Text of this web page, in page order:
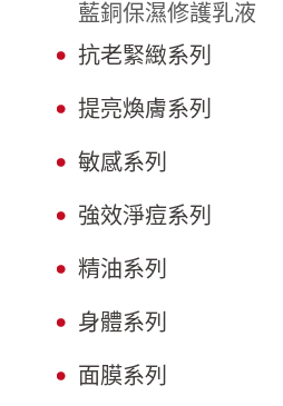
藍銅保濕修護乳液
抗老緊緻系列
提亮煥膚系列
敏感系列
強效淨痘系列
精油系列
身體系列
面膜系列